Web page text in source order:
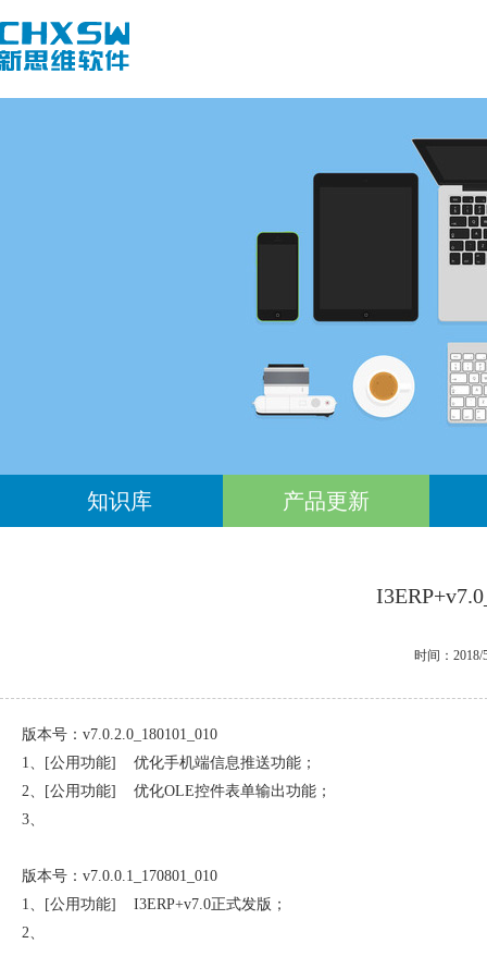
知识库 产品更新
时间：
版本号： v7.0.2.0_180101_010
1、 [公用功能]
优化手机端信息推送功能；
2、 [公用功能] 优化OLE控件表单输出功能；
3、
版本号： v7.0.0.1_170801_010
1、 [公用功能] I3ERP+v7.0正式发版；
2、